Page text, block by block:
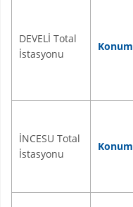
DEVELİ Total
İstasyonu
Konum
İNCESU Total
İstasyonu
Konum